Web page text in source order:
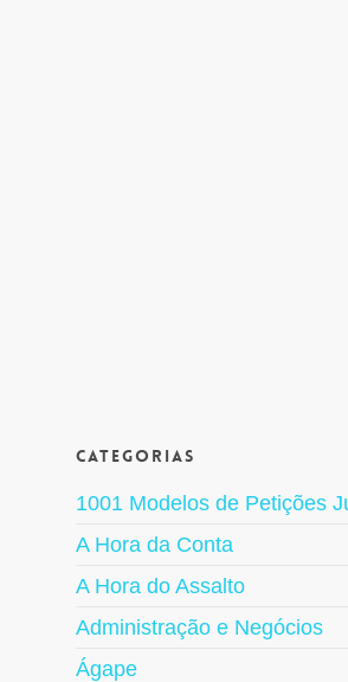
Categorias
1001 Modelos de Petições
A Hora da Conta
A Hora do Assalto
Administração e Negócios
Ágape